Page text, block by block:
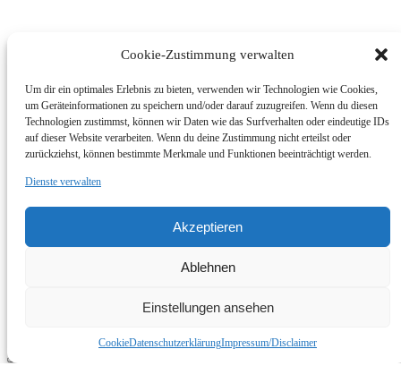
Cookie-Zustimmung verwalten
Um dir ein optimales Erlebnis zu bieten, verwenden wir Technologien wie Cookies,
um Geräteinformationen zu speichern und/oder darauf zuzugreifen. Wenn du diesen
Technologien zustimmst, können wir Daten wie das Surfverhalten oder eindeutige IDs
auf dieser Website verarbeiten. Wenn du deine Zustimmung nicht erteilst oder
zurückziehst, können bestimmte Merkmale und Funktionen beeinträchtigt werden.
Dienste verwalten
Akzeptieren
Ablehnen
Einstellungen ansehen
CookieDatenschutzerklärungImpressum/Disclaimer
© Foto Wallner 2017 - Alle Rechte Vorbehalten
Impressum/Disclaimer